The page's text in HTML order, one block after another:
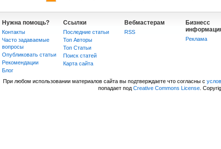
Нужна помощь?
Контакты
Часто задаваемые
вопросы
Опубликовать статьи
Рекомендации
Блог
Ссылки
Последние статьи
Топ Авторы
Топ Статьи
Поиск статей
Карта сайта
Вебмастерам
RSS
Бизнесс
Реклама
При любом использовании материалов сайта вы подтверждаете что согласны с
попадает под Creative Commons License.